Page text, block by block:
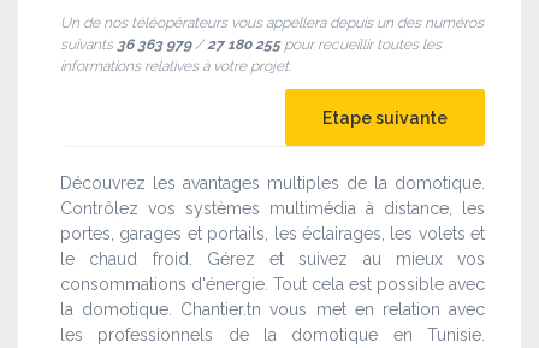
Un de nos téléopérateurs vous appellera depuis un des numéros
suivants 36 363 979/27 180 255pour recueillir toutes les
informations relatives à votre projet.
Découvrez les avantages multiples de la domotique.
Contrôlez vos systèmes multimédia à distance, les
portes, garages et portails, les éclairages, les volets et
le chaud froid. Gérez et suivez au mieux vos
consommations d'énergie. Tout cela est possible avec
la domotique. Chantier.tn vous met en relation avec
les professionnels de la domotique en Tunisie.